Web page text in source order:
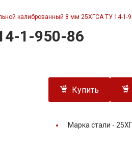
калиброванный 8 мм 25ХГСА ТУ 14-1-
1-950-86
Купить
Марка стали -